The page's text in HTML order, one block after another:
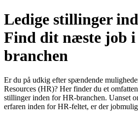
Ledige stillinger
Find dit næste job
branchen
Er du på udkig efter spændende
Resources (HR)? Her finder du et
stillinger inden for HR-branchen. Uanset
erfaren inden for HR-feltet, er der